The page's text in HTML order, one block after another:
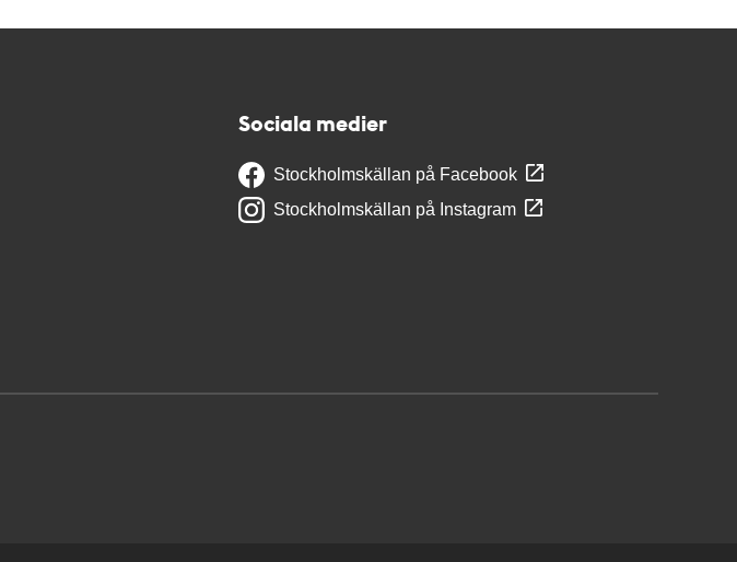
Sociala medier
Stockholmskällan på Facebook
Stockholmskällan på Instagram